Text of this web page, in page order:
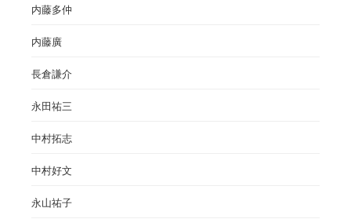
内藤多仲
内藤廣
長倉謙介
永田祐三
中村拓志
中村好文
永山祐子